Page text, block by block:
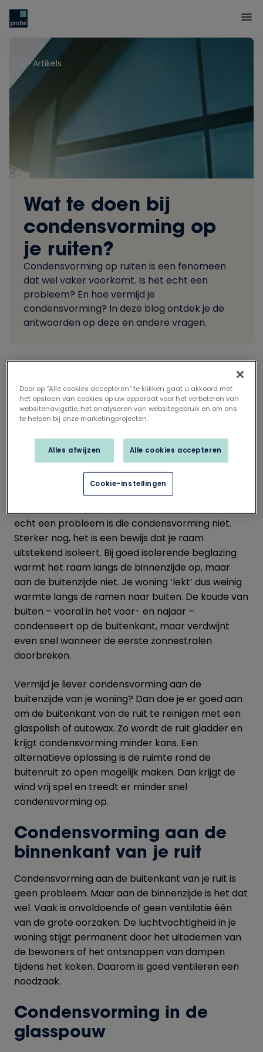
Artikels
Wat te doen bij
condensvorming op
je ruiten?
Condensvorming op ruiten is een fenomeen
dat wel vaker voorkomt. Is het echt een
probleem? En hoe vermijd je
condensvorming? In deze blog ontdek je de
antwoorden op deze en andere vragen.
Condensvorming aan de
buitenzijde
Kampen je ruiten aan de buitenkant met
condensvorming? Dan vind je dat
hoogstwaarschijnlijk minder mooi en stoort het je
echt een probleem is die condensvorming niet.
Sterker nog, het is een bewijs dat je raam
uitstekend isoleert. Bij goed isolerende beglazing
warmt het raam langs de binnenzijde op, maar
aan de buitenzijde niet. Je woning ‘lekt’ dus weinig
warmte langs de ramen naar buiten. De koude van
buiten – vooral in het voor- en najaar –
condenseert op de buitenkant, maar verdwijnt
even snel wanneer de eerste zonnestralen
doorbreken.
Vermijd je liever condensvorming aan de
buitenzijde van je woning? Dan doe je er goed aan
om de buitenkant van de ruit te reinigen met een
glaspolish of autowax. Zo wordt de ruit gladder en
krijgt condensvorming minder kans. Een
alternatieve oplossing is de ruimte rond de
buitenruit zo open mogelijk maken. Dan krijgt de
wind vrij spel en treedt er minder snel
condensvorming op.
Deel dit artikel op
Condensvorming aan de
binnenkant van je ruit
Condensvorming aan de buitenkant van je ruit is
geen probleem. Maar aan de binnenzijde is het dat
wel. Vaak is onvoldoende of geen ventilatie één
van de grote oorzaken. De luchtvochtigheid in je
woning stijgt permanent door het uitademen van
de bewoners of het ontsnappen van dampen
tijdens het koken. Daarom is goed ventileren een
noodzaak.
Condensvorming in de
glasspouw
Door op “Alle cookies accepteren” te klikken gaat u akkoord met
het opslaan van cookies op uw apparaat voor het verbeteren van
websitenavigatie, het analyseren van websitegebruik en om ons
te helpen bij onze marketingprojecten.
Alles afwijzen Alle cookies accepteren
Cookie-instellingen